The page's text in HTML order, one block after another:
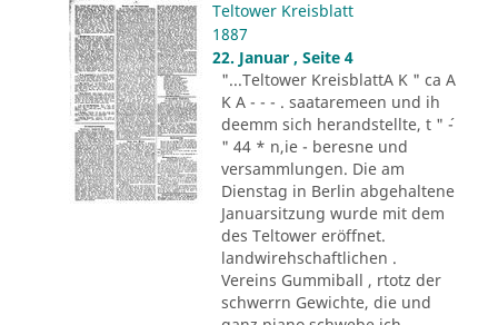
Teltower Kreisblatt
1887
22. Januar , Seite 4
"...Teltower KreisblattA K " ca A
K A - - - . saataremeen und ih
deemm sich herandstellte, t " ´-
" 44 * n,ie - beresne und
versammlungen. Die am
Dienstag in Berlin abgehaltene
Januarsitzung wurde mit dem
des Teltower eröffnet.
landwirehschaftlichen .
Vereins Gummiball , rtotz der
schwerrn Gewichte, die und